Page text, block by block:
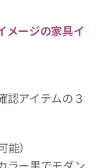
メージの家具イ
認アイテムの３
）